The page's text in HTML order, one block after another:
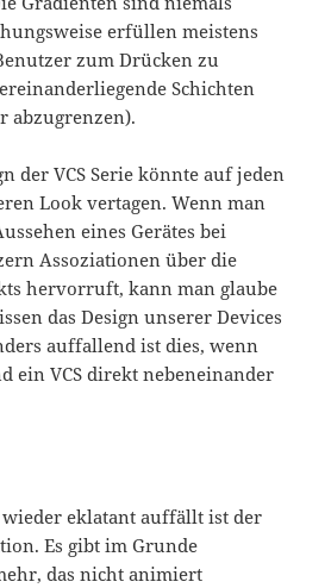
erfüllen meistens
zum Drücken zu
Schichten
abzugrenzen).
der VCS Serie könnte auf jeden
Look vertagen. Wenn man
eines Gerätes bei
Assoziationen über die
hervorruft, kann man glaube
das Design unserer Devices
auffallend ist dies, wenn
ein VCS direkt nebeneinander
eklatant auffällt ist der
Es gibt im Grunde
das nicht animiert